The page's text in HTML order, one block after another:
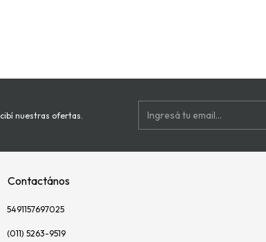
nuestras ofertas.
Contactános
5491157697025
(011) 5263-9519